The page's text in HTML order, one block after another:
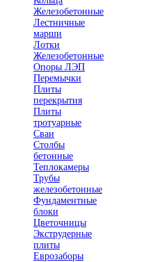
Железобетонные
Лестничные
марши
Лотки
Железобетонные
Опоры ЛЭП
Перемычки
Плиты
перекрытия
Плиты
тротуарные
Сваи
Столбы
бетонные
Теплокамеры
Трубы
железобетонные
Фундаментные
блоки
Цветочницы
Экструдерные
плиты
Еврозаборы